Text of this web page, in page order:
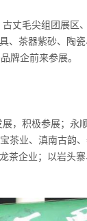
丈毛尖组团展区
、茶器紫砂、陶
牌企前来参展。
，积极参展；永
茶业、滇南古韵
茶企业；以岩头